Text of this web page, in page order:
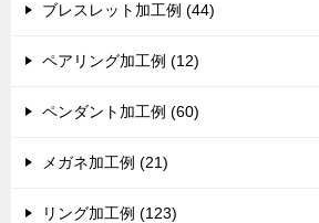
ブレスレット加工例 (44)
ペアリング加工例 (12)
ペンダント加工例 (60)
メガネ加工例 (21)
リング加工例 (123)